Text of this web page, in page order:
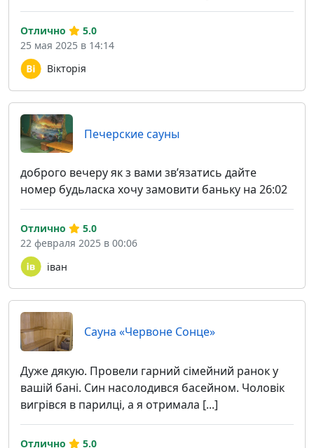
Вікторія
Отлично
5.0
25 мая 2025 в 14:14
Печерские сауны
доброго вечеру як з вами звʼязатись дайте
номер будьласка хочу замовити баньку на 26:02
іван
Отлично
5.0
22 февраля 2025 в 00:06
Сауна «Червоне Сонце»
Дуже дякую. Провели гарний сімейний ранок у
вашій бані. Син насолодився басейном. Чоловік
вигрівся в парилці, а я отримала [...]
Отлично
5.0